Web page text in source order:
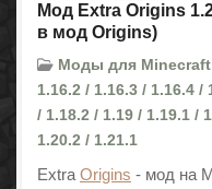
Мод Extra Origins
в мод Origins)
Моды для
1.16.2 / 1.16.3 / 1.16.4 /
/ 1.18.2 / 1.19 / 1.19.1 /
1.20.2 / 1.21.1
Extra Origins - мод на